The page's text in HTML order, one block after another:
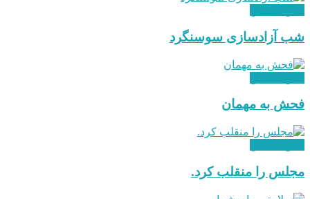
شب آزادسازی سوسنگرد
فحش به مهمان
مجلس را منقلب کرد.